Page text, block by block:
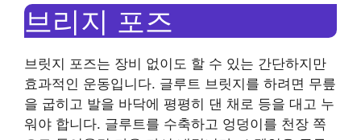
브리지 포즈
브릿지 포즈는 장비 없이도 할 수 있는 간단하지만
효과적인 운동입니다. 글루트 브릿지를 하려면 무릎
을 굽히고 발을 바닥에 평평히 댄 채로 등을 대고 누
워야 합니다. 글루트를 수축하고 엉덩이를 천장 쪽